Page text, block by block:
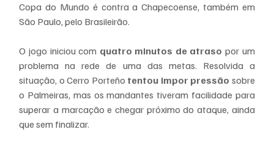
Copa do Mundo é contra a Chapecoense, também em
São Paulo, pelo Brasileirão.
O jogo iniciou com quatro minutos de atraso por um
problema na rede de uma das metas. Resolvida a
situação, o Cerro Porteño tentou impor pressão sobre
o Palmeiras, mas os mandantes tiveram facilidade para
superar a marcação e chegar próximo do ataque, ainda
que sem finalizar.